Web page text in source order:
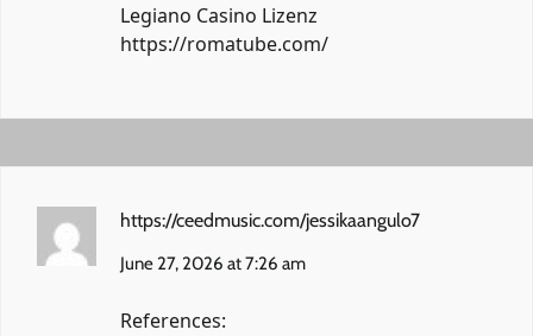
Legiano Casino Lizenz
https://romatube.com/
https://ceedmusic.com/jessikaangulo7
June 27, 2026 at 7:26 am
References: